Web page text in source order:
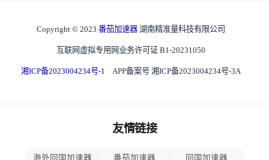
Copyright © 2023 番茄加速器 湖南精准量科技有限公司
互联网虚拟专用网业务许可证 B1-20231050
湘ICP备2023004234号-1 APP备案号 湘ICP备2023004234号-3A
友情链接
海外回国加速器 番茄加速器 回国加速器